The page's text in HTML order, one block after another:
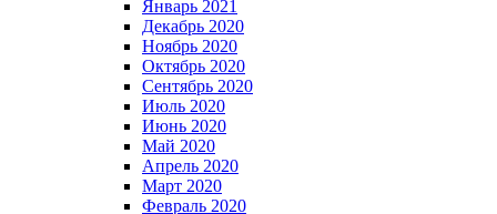
Январь 2021
Декабрь 2020
Ноябрь 2020
Октябрь 2020
Сентябрь 2020
Июль 2020
Июнь 2020
Май 2020
Апрель 2020
Март 2020
Февраль 2020